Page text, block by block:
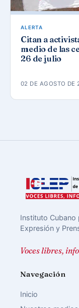
ALERTA
Citan a
medio de las
26 de julio
02 DE AGOSTO DE
Instituto Cubano
Expresión y
Voces libres,
Navegación
Inicio